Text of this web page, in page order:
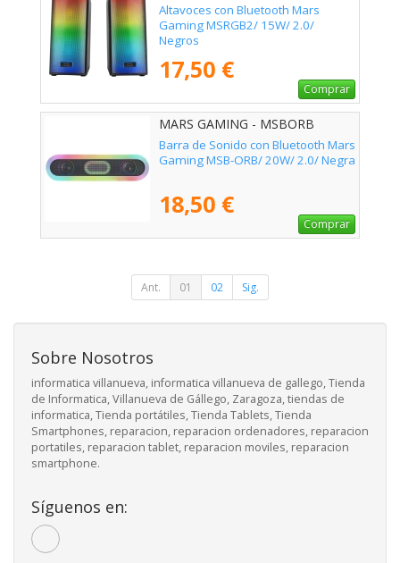
Altavoces con Bluetooth Mars
Gaming MSRGB2/ 15W/ 2.0/
Negros
17,50 €
Comprar
MARS GAMING - MSBORB
Barra de Sonido con Bluetooth Mars
Gaming MSB-ORB/ 20W/ 2.0/ Negra
18,50 €
Comprar
Ant. 01 02 Sig.
Sobre Nosotros
informatica villanueva, informatica villanueva de gallego, Tienda
de Informatica, Villanueva de Gállego, Zaragoza, tiendas de
informatica, Tienda portátiles, Tienda Tablets, Tienda
Smartphones, reparacion, reparacion ordenadores, reparacion
portatiles, reparacion tablet, reparacion moviles, reparacion
smartphone.
Síguenos en: